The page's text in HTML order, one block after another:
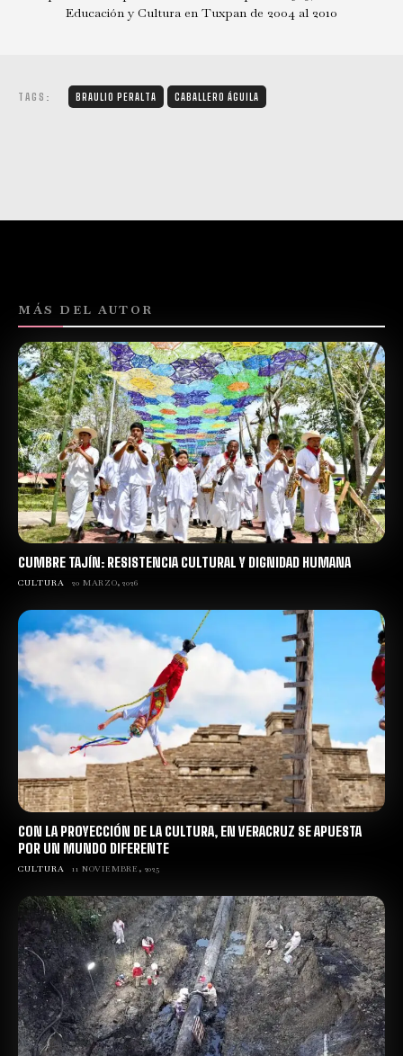
Educación y Cultura en Tuxpan de 2004 al 2010
TAGS: BRAULIO PERALTA CABALLERO ÁGUILA
MÁS DEL AUTOR
CUMBRE TAJÍN: RESISTENCIA CULTURAL Y DIGNIDAD HUMANA
CULTURA 20 MARZO, 2026
CON LA PROYECCIÓN DE LA CULTURA, EN VERACRUZ SE APUESTA
POR UN MUNDO DIFERENTE
CULTURA 11 NOVIEMBRE, 2025